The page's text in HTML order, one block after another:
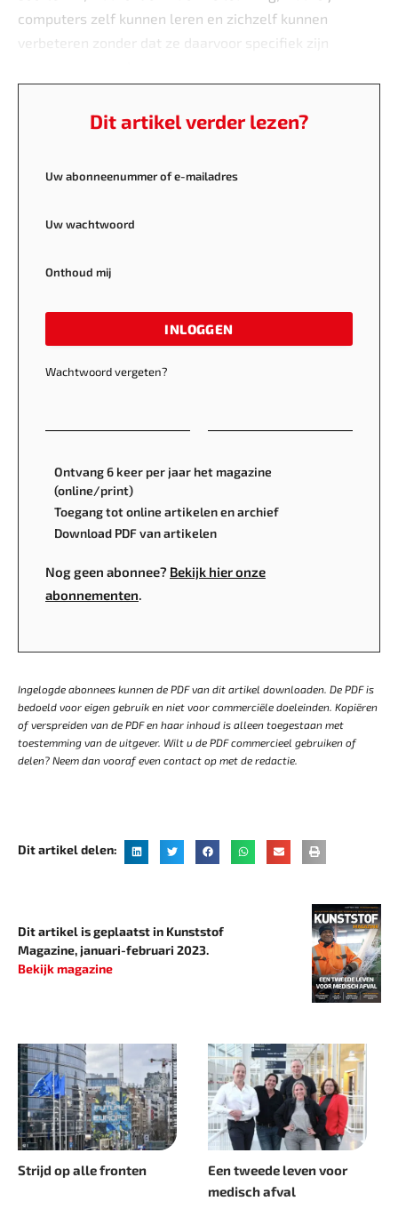
computers zelf kunnen leren en zichzelf kunnen
verbeteren zonder dat ze daarvoor specifiek zijn
Dit artikel verder lezen?
Uw abonneenummer of e-mailadres
Uw wachtwoord
Onthoud mij
INLOGGEN
Wachtwoord vergeten?
Ontvang 6 keer per jaar het magazine
(online/print)
Toegang tot online artikelen en archief
Download PDF van artikelen
Nog geen abonnee? Bekijk hier onze
abonnementen
Ingelogde abonnees kunnen de PDF van dit artikel downloaden. De PDF is
bedoeld voor eigen gebruik en niet voor commerciële doeleinden. Kopiëren
of verspreiden van de PDF en haar inhoud is alleen toegestaan met
toestemming van de uitgever. Wilt u de PDF commercieel gebruiken of
delen? Neem dan vooraf even contact op met de redactie.
Dit artikel delen:
Dit artikel is geplaatst in Kunststof
Magazine, januari-februari 2023.
Bekijk magazine
Strijd op alle fronten
Een tweede leven voor
medisch afval